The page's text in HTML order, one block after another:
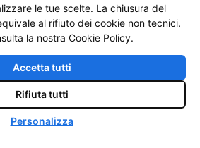
caso?
CheckUp Capelli online: ti
noi, senza impegno.
CheckUp Capelli →
le tue scelte. La chiusura del
al rifiuto dei cookie non tecnici.
la nostra Cookie Policy.
Accetta tutti
Rifiuta tutti
Personalizza ♿